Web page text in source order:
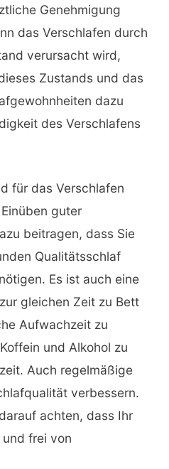
Genehmigung
das Verschlafen durch
verursacht wird,
Zustands und das
dazu
des Verschlafens
für das Verschlafen
guter
beitragen, dass Sie
Qualitätsschlaf
Es ist auch eine
gleichen Zeit zu Bett
Aufwachzeit zu
und Alkohol zu
Auch regelmäßige
verbessern.
achten, dass Ihr
frei von